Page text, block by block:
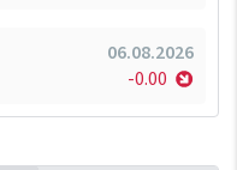
06.08.2026
-0.00